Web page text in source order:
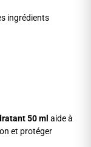
ingrédients
50 ml aide à
et protéger